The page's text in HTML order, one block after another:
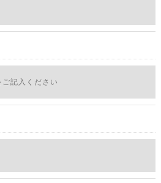
ざいますので予めご了承ください。
除･利用停止の手続について＞
ます。
え、対応させて頂きます。
・利用停止の具体的手続きにつきま
下さい。v